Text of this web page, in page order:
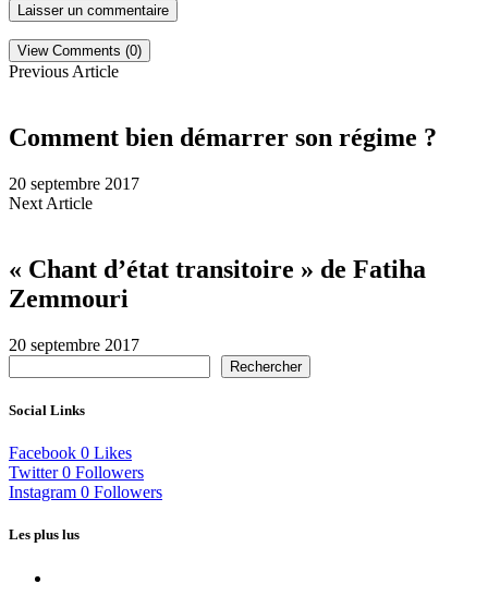
View Comments (0)
Previous Article
Comment bien démarrer son régime ?
20 septembre 2017
Next Article
« Chant d’état transitoire » de Fatiha
Zemmouri
20 septembre 2017
Rechercher
Social Links
Facebook 0 Likes
Twitter 0 Followers
Instagram 0 Followers
Les plus lus